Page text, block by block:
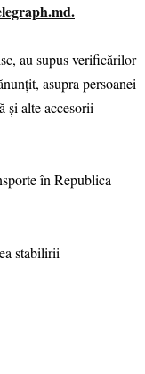
au supus verificărilor
asupra persoanei
și alte accesorii —
în Republica
stabilirii